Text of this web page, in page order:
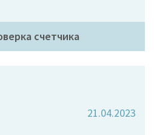
счетчика
21.04.2023